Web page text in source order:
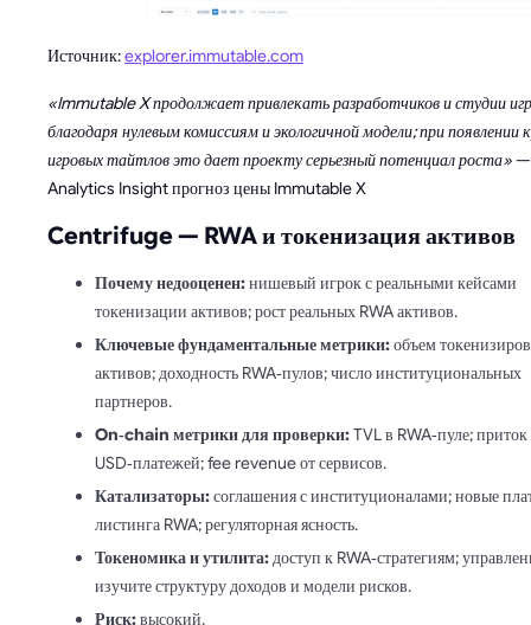
Источник:explorer.immutable.com
«Immutable X продолжает привлекать разработчиков и студии игр
благодаря нулевым комиссиям и экологичной модели; при появлении
игровых тайтлов это дает проекту серьезный потенциал роста»—
Analytics Insight прогноз цены Immutable X
Centrifuge — RWA и токенизация активов
Почему недооценен:нишевый игрок с реальными кейсами
токенизации активов; рост реальных RWA активов.
Ключевые фундаментальные метрики:объем
активов; доходность RWA‑пулов; число институциональных
партнеров.
On‑chain метрики для проверки:TVL в RWA‑пуле; приток
USD‑платежей; fee revenue от сервисов.
Катализаторы:соглашения с институционалами; новые
листинга RWA; регуляторная ясность.
Токеномика и утилита:доступ к RWA‑стратегиям;
изучите структуру доходов и модели рисков.
Риск:высокий.